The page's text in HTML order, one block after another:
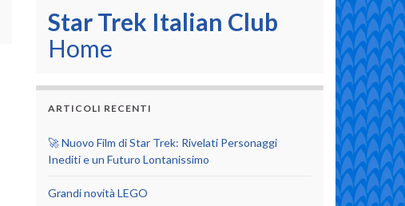
Star Trek Italian Club
Home
ARTICOLI RECENTI
🚀 Nuovo Film di Star Trek: Rivelati Personaggi
Inediti e un Futuro Lontanissimo
Grandi novità LEGO